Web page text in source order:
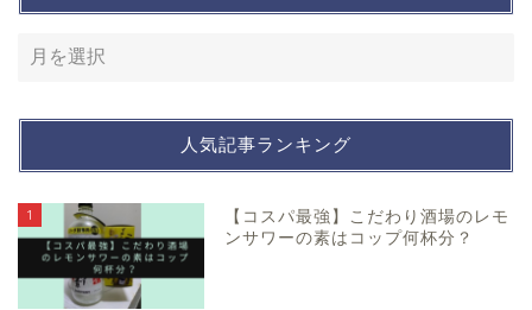
人気記事ランキング
1
【コスパ最強】こだわり酒場のレモ
ンサワーの素はコップ何杯分？